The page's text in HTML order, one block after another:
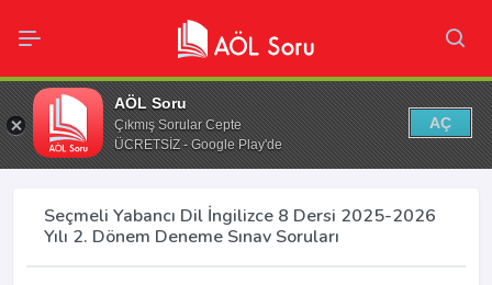
AÖL Soru
Çıkmış Sorular Cepte
ÜCRETSİZ - Google Play'de
AÇ
Seçmeli Yabancı Dil İngilizce 8 Dersi 2025-2026
Yılı 2. Dönem Deneme Sınav Soruları